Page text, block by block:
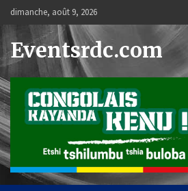
Skip
content
dimanche, août 9, 2026
Eventsrdc.com